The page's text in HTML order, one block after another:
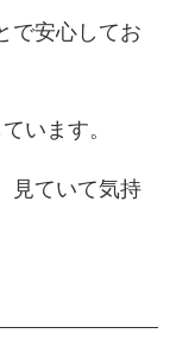
で安心してお
います。
見ていて気持